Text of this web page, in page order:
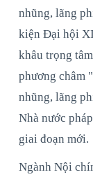
nhũng, lãng
kiện Đại hội
khâu trọng
phương châm
nhũng, lãng
Nhà nước
giai đoạn mới.
Ngành Nội